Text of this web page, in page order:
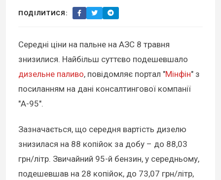
ПОДІЛИТИСЯ:
Середні ціни на пальне на АЗС 8 травня
знизилися. Найбільш суттєво подешевшало
дизельне паливо, повідомляє портал "Мінфін" з
посиланням на дані консалтингової компанії
"А-95".
Зазначається, що середня вартість дизелю
знизилася на 88 копійок за добу – до 88,03
грн/літр. Звичайний 95-й бензин, у середньому,
подешевшав на 28 копійок, до 73,07 грн/літр,